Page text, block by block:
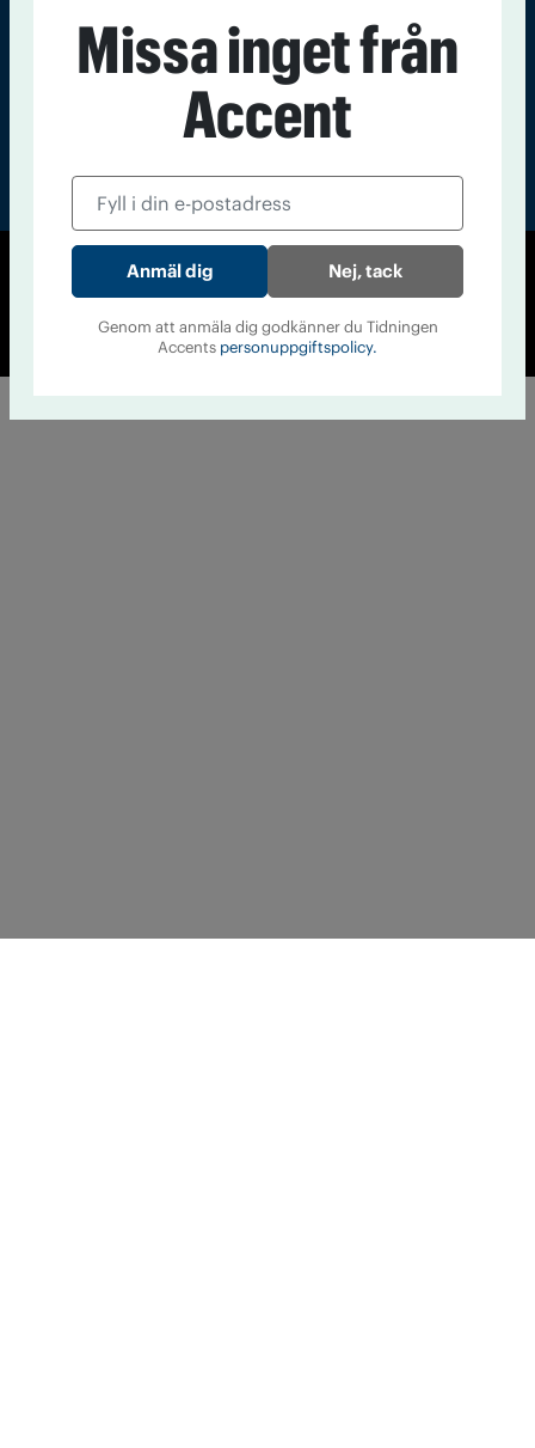
© Tidningen Accent 2026
Cookiepolicy
Personuppgiftspolicy
Missa inget från
Accent
Nej, tack
Genom att anmäla dig godkänner du Tidningen
Accents personuppgiftspolicy.